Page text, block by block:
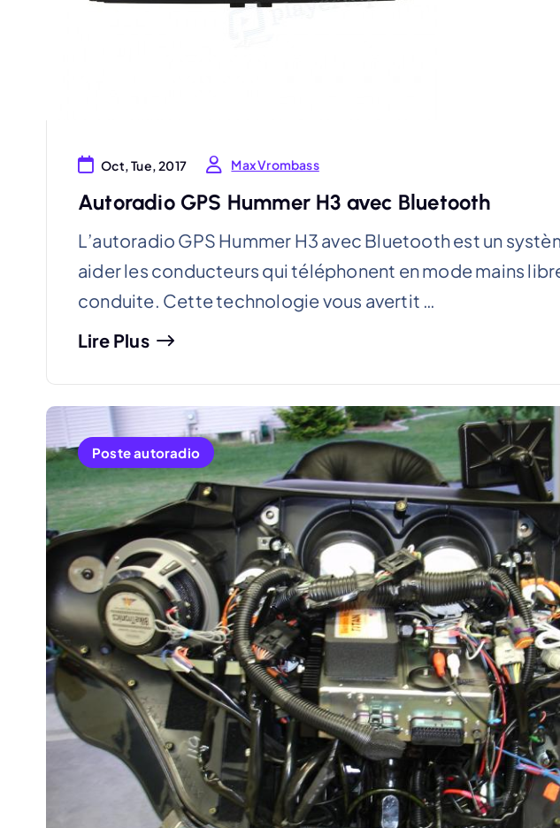
Oct, Tue, 2017 Max Vrombass
Autoradio GPS Hummer H3 avec Bluetooth
L’autoradio GPS Hummer H3 avec Bluetooth est un
aider les conducteurs qui téléphonent en mode mains
conduite. Cette technologie vous avertit …
Lire Plus
Poste autoradio